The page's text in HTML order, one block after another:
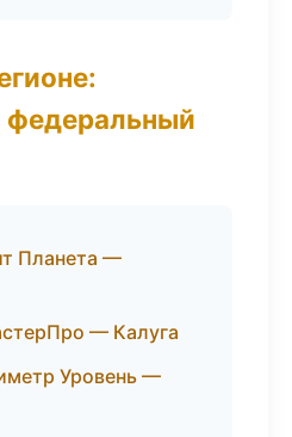
федеральный
Планета —
— Калуга
Уровень —